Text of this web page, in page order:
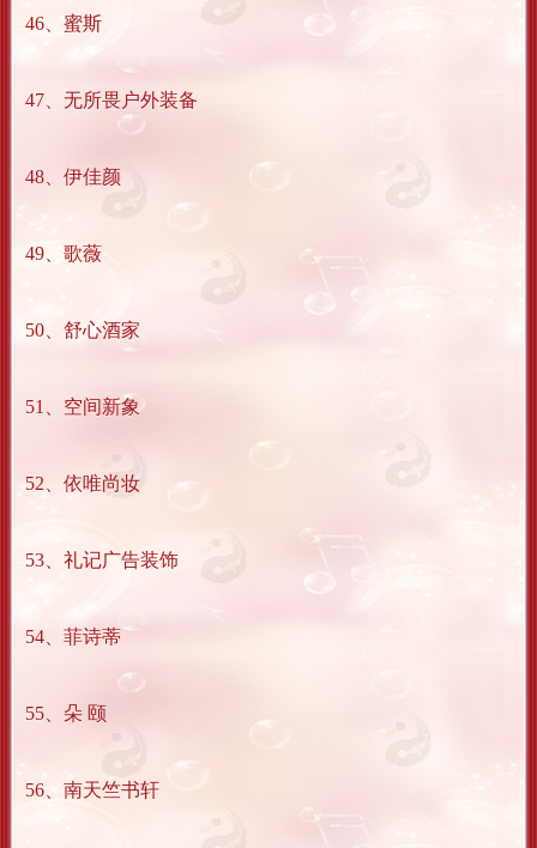
46、蜜斯
47、无所畏户外装备
48、伊佳颜
49、歌薇
50、舒心酒家
51、空间新象
52、依唯尚妆
53、礼记广告装饰
54、菲诗蒂
55、朵 颐
56、南天竺书轩